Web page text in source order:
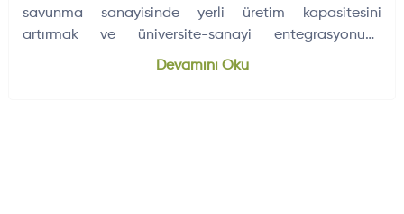
savunma sanayisinde yerli üretim kapasitesini
artırmak ve üniversite-sanayi entegrasyonunu
güçlendirmek amacıyla stratejik iş birliği toplantısı
Devamını Oku